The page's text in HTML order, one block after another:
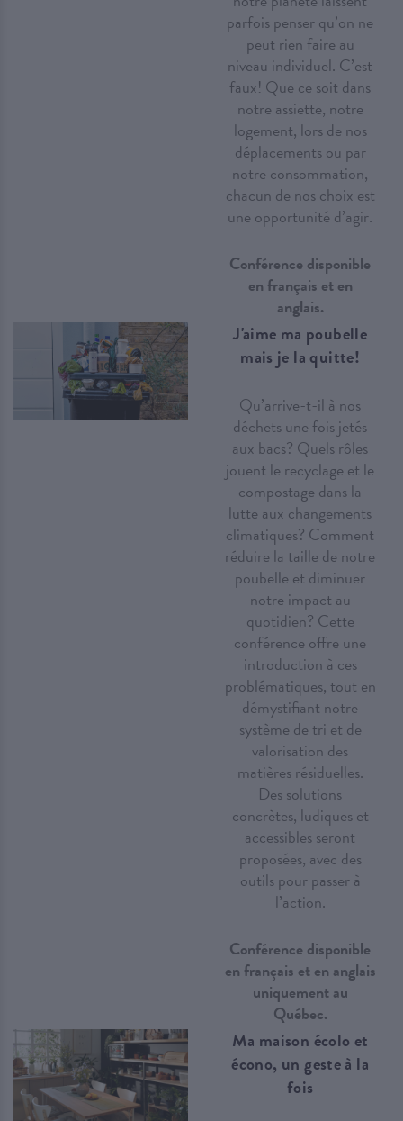
parfois penser qu’on ne
peut rien faire au
niveau individuel. C’est
faux! Que ce soit dans
notre assiette, notre
logement, lors de nos
déplacements ou par
notre consommation,
chacun de nos choix est
une opportunité d’agir.
Conférence disponible
en français et en
anglais.
J'aime ma poubelle
mais je la quitte!
Qu’arrive-t-il à nos
déchets une fois jetés
aux bacs? Quels rôles
jouent le recyclage et le
compostage dans la
lutte aux changements
climatiques? Comment
réduire la taille de notre
poubelle et diminuer
notre impact au
quotidien? Cette
conférence offre une
introduction à ces
problématiques, tout en
démystifiant notre
système de tri et de
valorisation des
matières résiduelles.
Des solutions
concrètes, ludiques et
accessibles seront
proposées, avec des
outils pour passer à
l’action.
Conférence disponible
en français et en anglais
uniquement au
Québec.
Ma maison écolo et
écono, un geste à la
fois